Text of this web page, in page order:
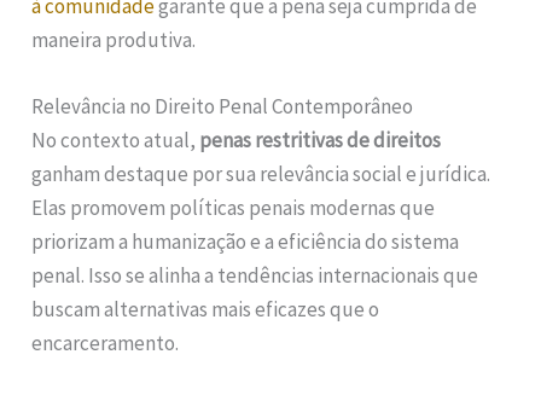
à comunidadegarante que a pena seja cumprida de
maneira produtiva.
Relevância no Direito Penal Contemporâneo
No contexto atual, penas restritivas de direitos
ganham destaque por sua relevância social e jurídica.
Elas promovem políticas penais modernas que
priorizam a humanização e a eficiência do sistema
penal. Isso se alinha a tendências internacionais que
buscam alternativas mais eficazes que o
encarceramento.